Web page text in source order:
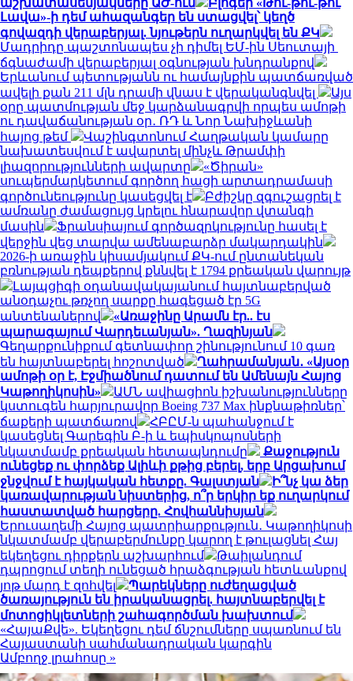
Լավա»-ի դեմ ահազանգեր են ստացվել՝ կեղծ
գովազդի վերաբերյալ. նյութերն ուղարկվել են ՔԿ
Մադրիդը պաշտոնապես չի դիմել ԵՄ-ին Սեուտայի ​​
ճգնաժամի վերաբերյալ օգնության խնդրանքով
Երևանում պետությանն ու համայնքին պատճառված
ավելի քան 211 մլն դրամի վնաս է վերականգնվել
Այս
օրը պատմության մեջ կարձանագրվի որպես ամոթի
ու դավաճանության օր․ ՌԴ և Նոր Նախիջևանի
հայոց թեմ
Վաշինգտոնում Հաղթական կամարը
նախատեսվում է ավարտել մինչև Թրամփի
լիազորությունների ավարտը
«Ծիրան»
սուպերմարկետում գործող հացի արտադրամասի
գործունեությունը կասեցվել է
Բժիշկը զգուշացրել է
ամռանը ժամացույց կրելու հնարավոր վտանգի
մասին
Ֆրանսիայում գործազրկությունը հասել է
վերջին վեց տարվա ամենաբարձր մակարդակին
2026-ի առաջին կիսամյակում ՔԿ-ում ընտանեկան
բռնության դեպքերով քննվել է 1794 քրեական վարույթ
Լայպցիգի օդանավակայանում հայտնաբերված
անօդաչու թռչող սարքը հագեցած էր 5G
անտենաներով
«Առաջինը Արամն էր.. էս
պարագայում Վարդեւանյան». Ղազինյան
Գեղարքունիքում գետնափոր շինությունում 10 գառ
են հայտնաբերել հոշոտված
Ղահրամանյան․ «Այսօր
ամոթի օր է, Էջմիածնում դատում են Ամենայն Հայոց
Կաթողիկոսին»
ԱՄՆ ավիացիոն իշխանությունները
կստուգեն հարյուրավոր Boeing 737 Max ինքնաթիռներ՝
ճաքերի պատճառով
ՀԲԸՄ-ն պահանջում է
կասեցնել Գարեգին Բ-ի և եպիսկոպոսների
նկատմամբ քրեական հետապնդումը
Քաջություն
ունեցեք ու փորձեք Ալիևի քթից բերել, երբ Արցախում
ջնջվում է հայկական հետքը. Գալստյան
Ի՞նչ կա ձեր
կառավարության նիստերից, ո՞ր երկիր եք ուղարկում
հաստատված հարցերը. Հովհաննիսյան
Երուսաղեմի Հայոց պատրիարքություն․ Կաթողիկոսի
նկատմամբ վերաբերմունքը կարող է թուլացնել Հայ
եկեղեցու դիրքերն աշխարհում
Թաիլանդում
դպրոցում տեղի ունեցած հրաձգության հետևանքով
յոթ մարդ է զոհվել
Պարեկները ուժեղացված
ծառայություն են իրականացրել. հայտնաբերվել է
մոտոցիկլետների շահագործման խախտում
«ՀայաՔվե». Եկեղեցու դեմ ճնշումները սպառնում են
Հայաստանի սահմանադրական կարգին
Ամբողջ լրահոսը »